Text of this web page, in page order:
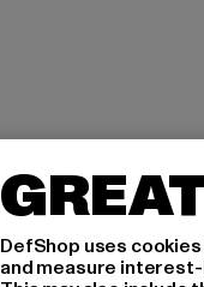
DefShop uses
and measure